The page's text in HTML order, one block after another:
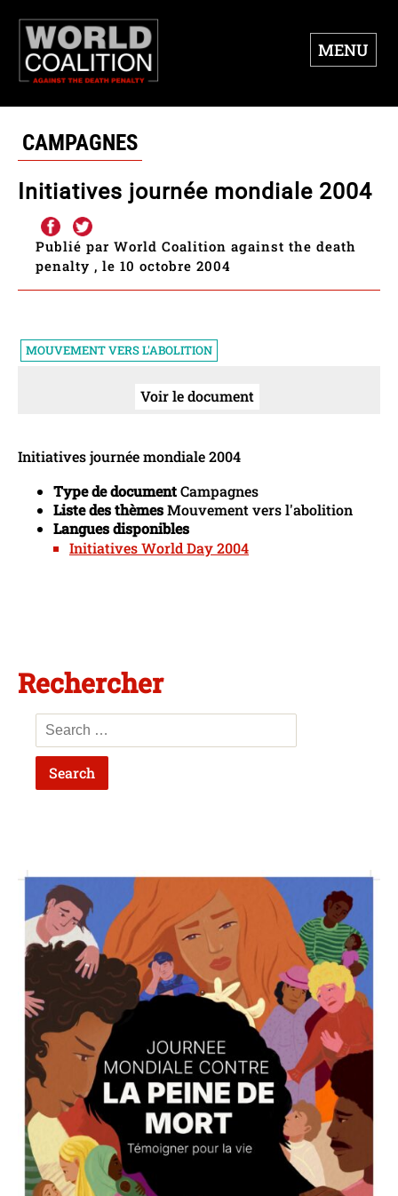
MENU
CAMPAGNES
Initiatives journée mondiale 2004
Publié par World Coalition against the death
penalty , le 10 octobre 2004
MOUVEMENT VERS L'ABOLITION
Voir le document
Initiatives journée mondiale 2004
Type de documentCampagnes
Liste des thèmesMouvement vers l'abolition
Langues disponibles
Initiatives World Day 2004
Rechercher